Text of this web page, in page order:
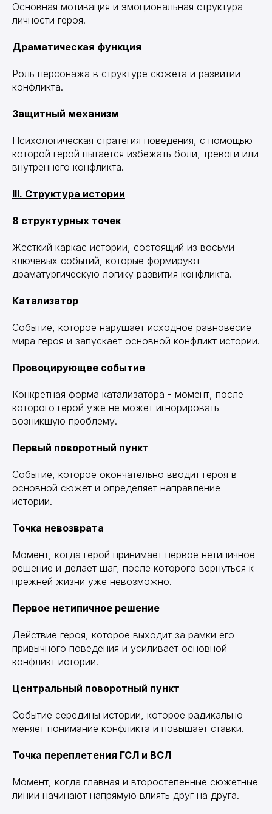
Основная мотивация и эмоциональная структура
личности героя.
Драматическая функция
Роль персонажа в структуре сюжета и развитии
конфликта.
Защитный механизм
Психологическая стратегия поведения, с помощью
которой герой пытается избежать боли, тревоги или
внутреннего конфликта.
III. Структура истории
8 структурных точек
Жёсткий каркас истории, состоящий из восьми
ключевых событий, которые формируют
драматургическую логику развития конфликта.
Катализатор
Событие, которое нарушает исходное равновесие
мира героя и запускает основной конфликт истории.
Провоцирующее событие
Конкретная форма катализатора - момент, после
которого герой уже не может игнорировать
возникшую проблему.
Первый поворотный пункт
Событие, которое окончательно вводит героя в
основной сюжет и определяет направление
истории.
Точка невозврата
Момент, когда герой принимает первое нетипичное
решение и делает шаг, после которого вернуться к
прежней жизни уже невозможно.
Первое нетипичное решение
Действие героя, которое выходит за рамки его
привычного поведения и усиливает основной
конфликт истории.
Центральный поворотный пункт
Событие середины истории, которое радикально
меняет понимание конфликта и повышает ставки.
Точка переплетения ГСЛ и ВСЛ
Момент, когда главная и второстепенные сюжетные
линии начинают напрямую влиять друг на друга.